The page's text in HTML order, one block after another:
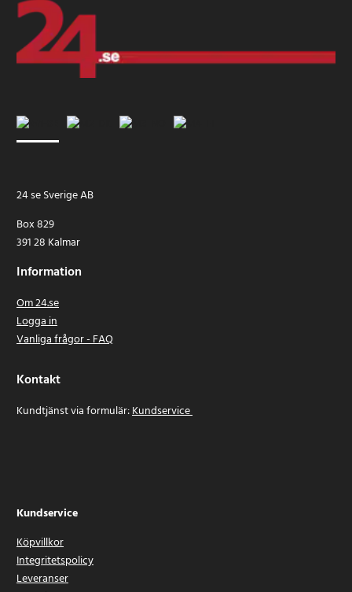
24 se Sverige AB
Box 829
391 28 Kalmar
Information
Om 24.se
Logga in
Vanliga frågor - FAQ
Kontakt
Kundtjänst via formulär:Kundservice
Kundservice
Köpvillkor
Integritetspolicy
Leveranser